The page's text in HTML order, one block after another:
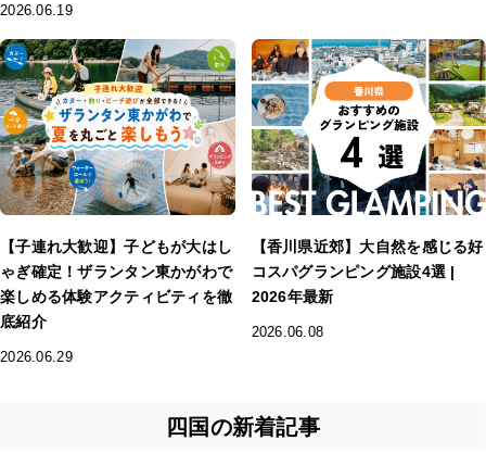
2026.06.19
【子連れ大歓迎】子どもが大はし
ゃぎ確定！ザランタン東かがわで
楽しめる体験アクティビティを徹
底紹介
2026.06.29
【香川県近郊】大自然を感じる好
コスパグランピング施設4選 |
2026年最新
2026.06.08
四国の新着記事